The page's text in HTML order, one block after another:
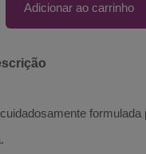
Adicionar ao carrinho